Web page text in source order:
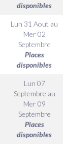
disponibles
Lun 31 Aout au
Mer 02
Septembre
Places
disponibles
Lun 07
Septembre au
Mer 09
Septembre
Places
disponibles